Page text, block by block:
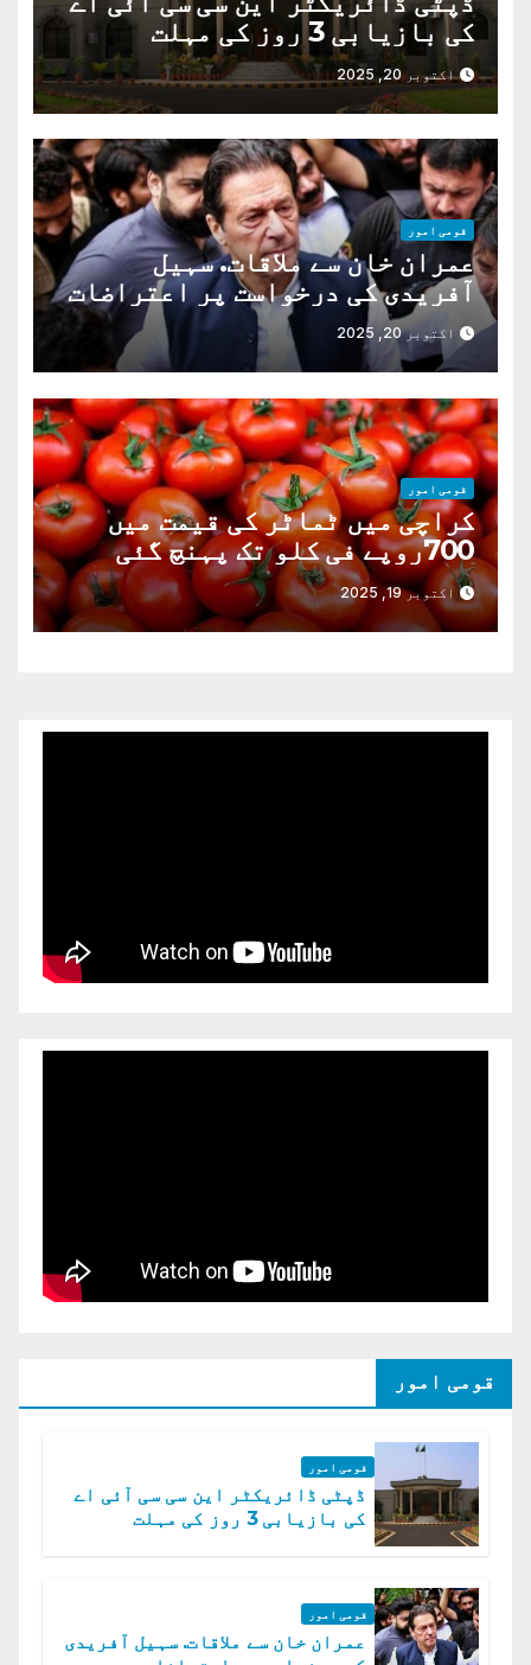
کی بازیابی 3 روز کی مہلت
اکتوبر 20, 2025
قومی امور
عمران خان سے ملاقات. سہیل
آفریدی کی درخواست پر اعتراضات
دوراکتوبر 20, 2025
قومی امور
کراچی میں ٹماٹر کی قیمت میں
700روپے فی کلو تک پہنچ گئی
اکتوبر 19, 2025
قومی امور
قومی امور
ڈپٹی ڈائریکٹر این سی سی آئی اے
کی بازیابی 3 روز کی مہلت
قومی امور
عمران خان سے ملاقات. سہیل آفریدی